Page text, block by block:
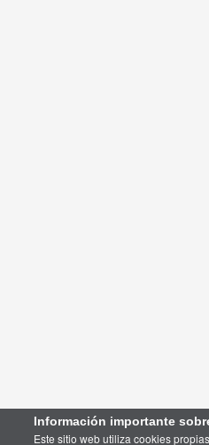
Información importante
Este sitio web utiliza cookies